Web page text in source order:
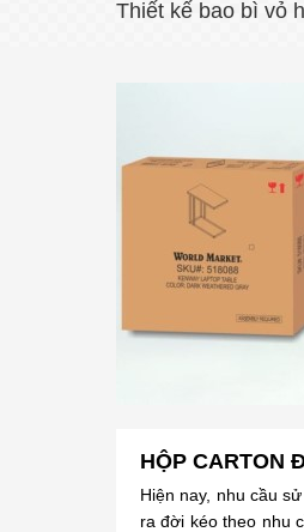
Thiết kế bao bì vỏ
HỘP CARTON
Hiện nay, nhu cầu
ra đời kéo theo nhu